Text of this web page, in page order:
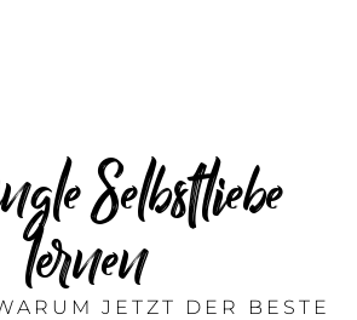
Selbstliebe
lernenJETZT DER BESTE